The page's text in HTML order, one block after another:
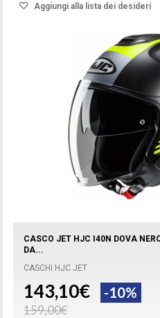
Aggiungi alla lista dei desideri
CASCO JET HJC I40N DOVA
DA...
CASCHI HJC JET
143,10€ -10%
159,00€